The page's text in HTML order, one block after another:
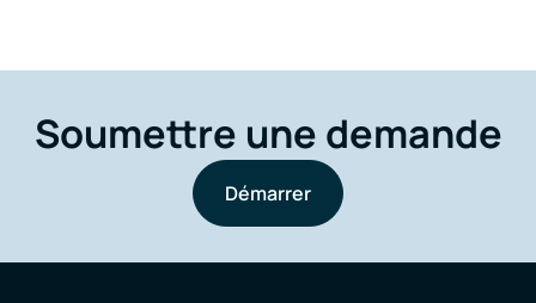
Soumettre une demande
Démarrer